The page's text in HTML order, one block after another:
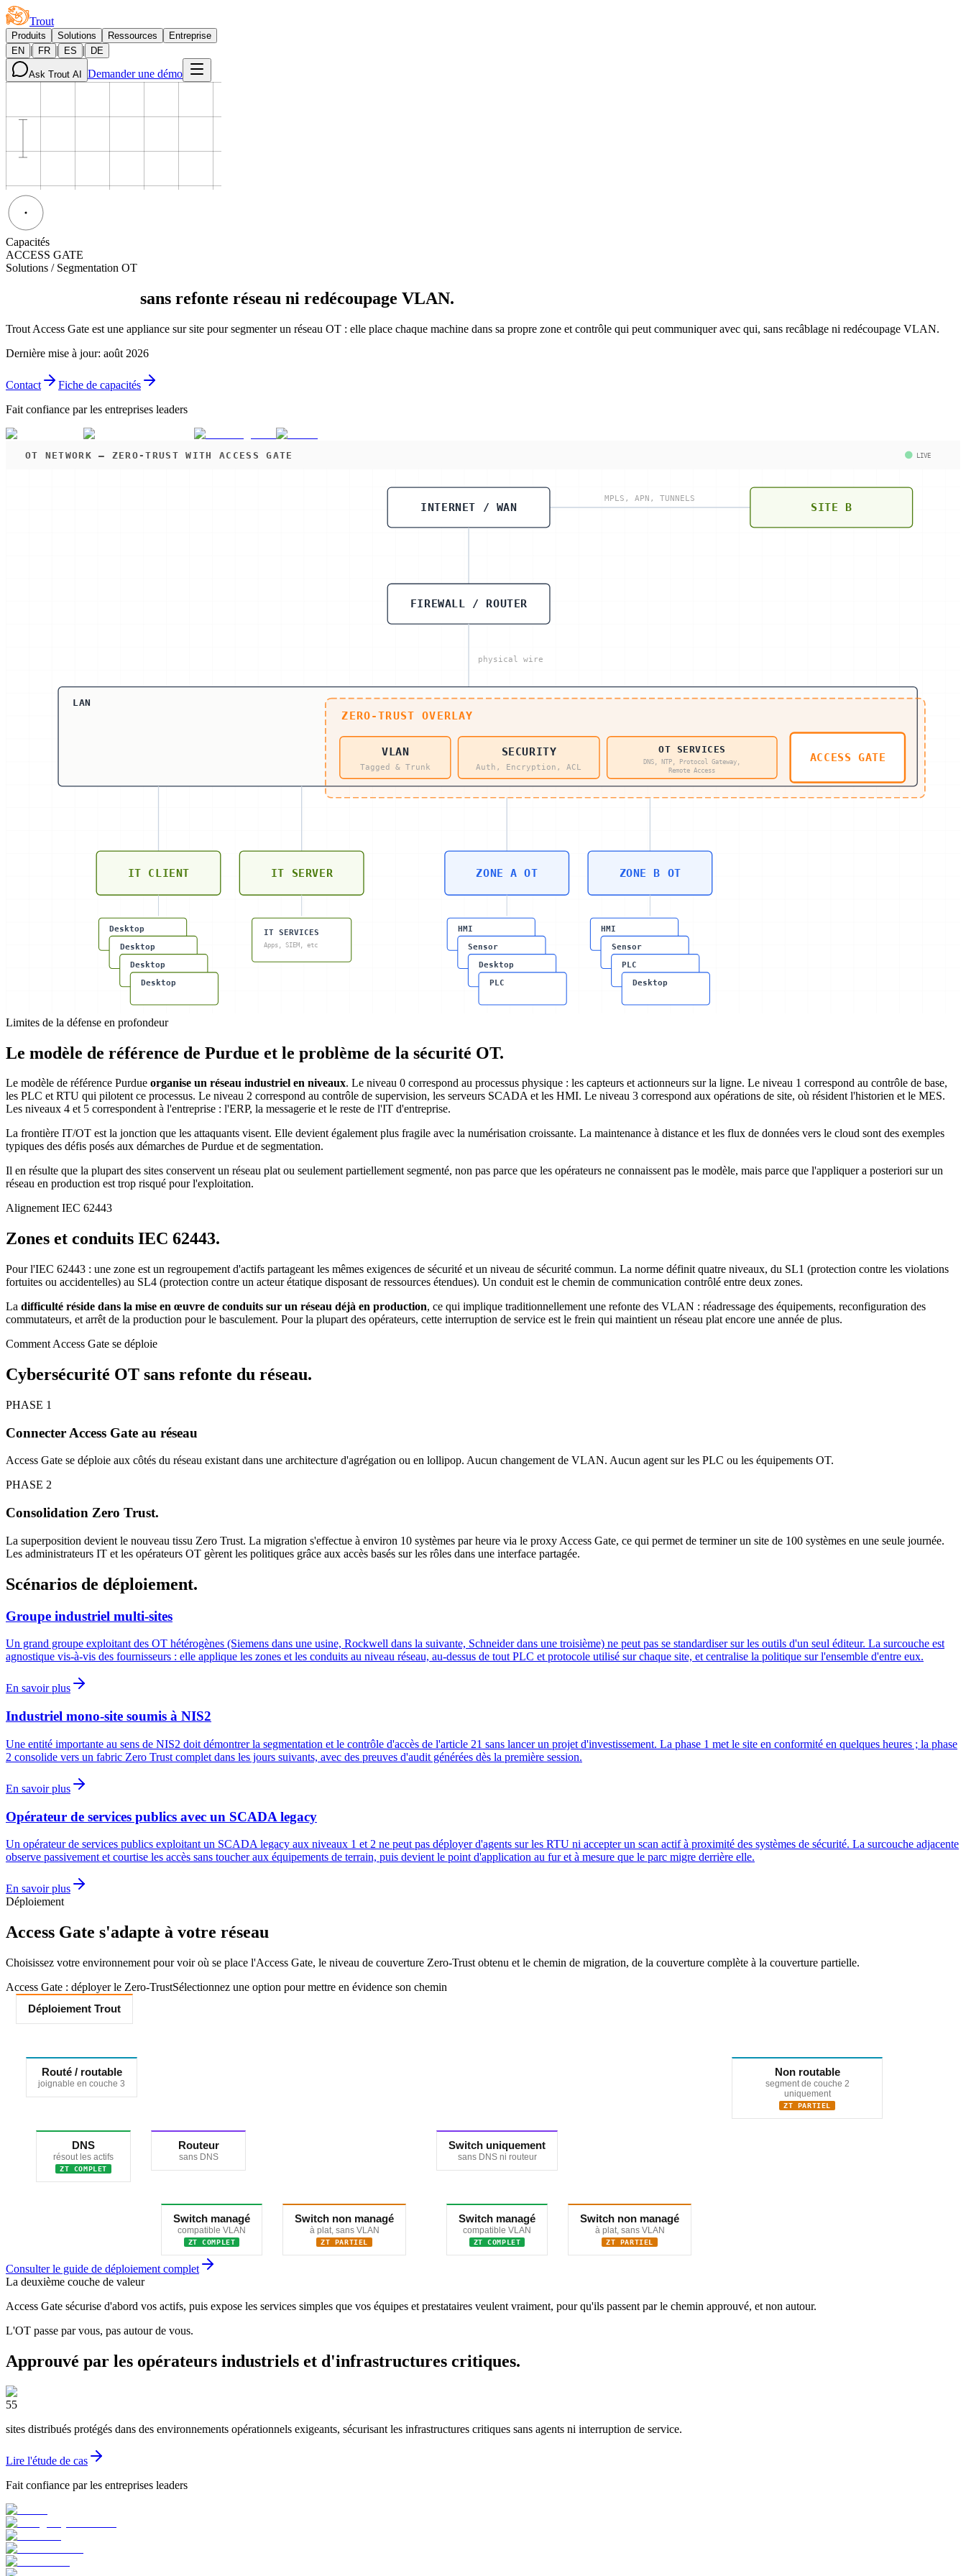
Trout
Produits Solutions Ressources
Entreprise
EN
| FR | ES | DE
Ask Trout AI Demander une démo
Capacités
ACCESS GATE
Solutions / Segmentation OT
sans refonte réseau ni redécoupage VLAN.
Trout Access Gate est une appliance sur site pour segmenter un réseau OT : elle place chaque machine dans sa propre zone et contrôle qui peut communiquer avec qui, sans recâblage ni redécoupage VLAN.
Dernière mise à jour: août 2026
Contact
Fiche de capacités
Fait confiance par les entreprises leaders
OT NETWORK — ZERO-TRUST WITH ACCESS GATE LIVE
MPLS, APN, TUNNELS
INTERNET / WAN SITE B
FIREWALL / ROUTER
physical wire
LAN
ZERO-TRUST OVERLAY
VLAN
Tagged & Trunk
SECURITY
Auth, Encryption, ACL
OT SERVICES
DNS, NTP, Protocol Gateway,
Remote Access
ACCESS GATE
IT CLIENT IT SERVER ZONE A OT ZONE B OT
Desktop
Desktop
Desktop
Desktop
IT SERVICES
Apps, SIEM, etc
HMI
Sensor
Desktop
PLC
HMI
Sensor
PLC
Desktop
Limites de la défense en profondeur
Le modèle de référence de Purdue et le problème de la sécurité OT.
Le modèle de référence Purdue organise un réseau industriel en niveaux. Le niveau 0 correspond au processus physique : les capteurs et actionneurs sur la ligne. Le niveau 1 correspond au contrôle de base,
les PLC et RTU qui pilotent ce processus. Le niveau 2 correspond au contrôle de supervision, les serveurs SCADA et les HMI. Le niveau 3 correspond aux opérations de site, où résident l'historien et le MES.
Les niveaux 4 et 5 correspondent à l'entreprise : l'ERP, la messagerie et le reste de l'IT d'entreprise.
La frontière IT/OT est la jonction que les attaquants visent. Elle devient également plus fragile avec la numérisation croissante. La maintenance à distance et les flux de données vers le cloud sont des exemples
typiques des défis posés aux démarches de Purdue et de segmentation.
Il en résulte que la plupart des sites conservent un réseau plat ou seulement partiellement segmenté, non pas parce que les opérateurs ne connaissent pas le modèle, mais parce que l'appliquer a posteriori sur un
réseau en production est trop risqué pour l'exploitation.
Alignement IEC 62443
Zones et conduits IEC 62443.
Pour l'IEC 62443 : une zone est un regroupement d'actifs partageant les mêmes exigences de sécurité et un niveau de sécurité commun. La norme définit quatre niveaux, du SL1 (protection contre les violations
fortuites ou accidentelles) au SL4 (protection contre un acteur étatique disposant de ressources étendues). Un conduit est le chemin de communication contrôlé entre deux zones.
La difficulté réside dans la mise en œuvre de conduits sur un réseau déjà en production, ce qui implique traditionnellement une refonte des VLAN : réadressage des équipements, reconfiguration des
commutateurs, et arrêt de la production pour le basculement. Pour la plupart des opérateurs, cette interruption de service est le frein qui maintient un réseau plat encore une année de plus.
Comment Access Gate se déploie
Cybersécurité OT sans refonte du réseau.
PHASE 1
Connecter Access Gate au réseau
Access Gate se déploie aux côtés du réseau existant dans une architecture d'agrégation ou en lollipop. Aucun changement de VLAN. Aucun agent sur les PLC ou les équipements OT.
PHASE 2
Consolidation Zero Trust.
La superposition devient le nouveau tissu Zero Trust. La migration s'effectue à environ 10 systèmes par heure via le proxy Access Gate, ce qui permet de terminer un site de 100 systèmes en une seule journée.
Les administrateurs IT et les opérateurs OT gèrent les politiques grâce aux accès basés sur les rôles dans une interface partagée.
Scénarios de déploiement.
Groupe industriel multi-sites
Un grand groupe exploitant des OT hétérogènes (Siemens dans une usine, Rockwell dans la suivante, Schneider dans une troisième) ne peut pas se standardiser sur les outils d'un seul éditeur. La surcouche est
agnostique vis-à-vis des fournisseurs : elle applique les zones et les conduits au niveau réseau, au-dessus de tout PLC et protocole utilisé sur chaque site, et centralise la politique sur l'ensemble d'entre eux.
En savoir plus
Industriel mono-site soumis à NIS2
Une entité importante au sens de NIS2 doit démontrer la segmentation et le contrôle d'accès de l'article 21 sans lancer un projet d'investissement. La phase 1 met le site en conformité en quelques heures ; la phase
2 consolide vers un fabric Zero Trust complet dans les jours suivants, avec des preuves d'audit générées dès la première session.
En savoir plus
Opérateur de services publics avec un SCADA legacy
Un opérateur de services publics exploitant un SCADA legacy aux niveaux 1 et 2 ne peut pas déployer d'agents sur les RTU ni accepter un scan actif à proximité des systèmes de sécurité. La surcouche adjacente
observe passivement et courtise les accès sans toucher aux équipements de terrain, puis devient le point d'application au fur et à mesure que le parc migre derrière elle.
En savoir plus
Déploiement
Access Gate s'adapte à votre réseau
Choisissez votre environnement pour voir où se place l'Access Gate, le niveau de couverture Zero-Trust obtenu et le chemin de migration, de la couverture complète à la couverture partielle.
Access Gate : déployer le Zero-TrustSélectionnez une option pour mettre en évidence son chemin
Déploiement Trout
Routé / routable
joignable en couche 3
DNS
résout les actifs
ZT COMPLET
Routeur
sans DNS
Switch managé
compatible VLAN
ZT COMPLET
Switch non managé
à plat, sans VLAN
ZT PARTIEL
Switch uniquement
sans DNS ni routeur
Switch managé
compatible VLAN
ZT COMPLET
Switch non managé
à plat, sans VLAN
ZT PARTIEL
Non routable
segment de couche 2
uniquement
ZT PARTIEL
Consulter le guide de déploiement complet
La deuxième couche de valeur
Access Gate sécurise d'abord vos actifs, puis expose les services simples que vos équipes et prestataires veulent vraiment, pour qu'ils passent par le chemin approuvé, et non autour.
L'OT passe par vous, pas autour de vous.
Approuvé par les opérateurs industriels et d'infrastructures critiques.
55
sites distribués protégés dans des environnements opérationnels exigeants, sécurisant les infrastructures critiques sans agents ni interruption de service.
Lire l'étude de cas
Fait confiance par les entreprises leaders